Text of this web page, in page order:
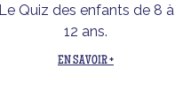
Le Quiz des enfants de 8 à
12 ans.
EN SAVOIR +